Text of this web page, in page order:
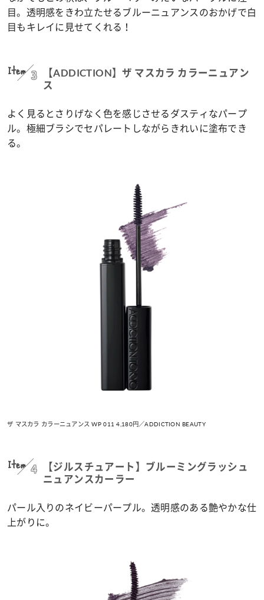
目。透明感をきわ立たせるブルーニュアンスのおかげで白
目もキレイに見せてくれる！
Item 3
【ADDICTION】ザ マスカラ カラーニュアン
ス
よく見るとさりげなく色を感じさせるダスティなパープ
ル。極細ブラシでセパレートしながらきれいに塗布でき
る。
ザ マスカラ カラーニュアンス WP 011 4,180円／ADDICTION BEAUTY
Item 4
【ジルスチュアート】ブルーミングラッシュ
ニュアンスカーラー
パール入りのネイビーパープル。透明感のある艶やかな仕
上がりに。